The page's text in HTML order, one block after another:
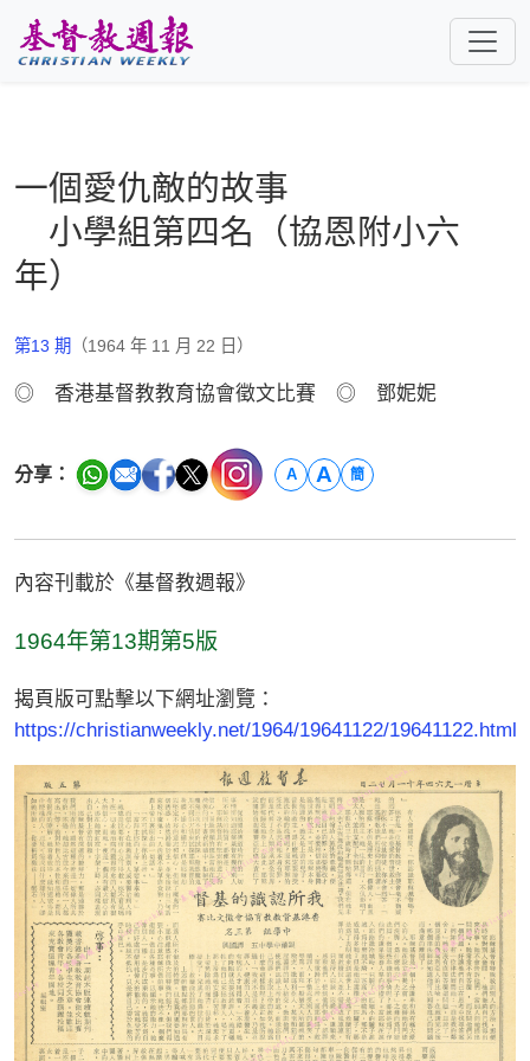
一個愛仇敵的故事
小學組第四名（協恩附小六
年）
第13 期 （1964 年 11 月 22 日）
◎ 香港基督教教育協會徵文比賽 ◎ 鄧妮妮
分享： A A 簡
內容刊載於《基督教週報》
1964年第13期第5版
揭頁版可點擊以下網址瀏覽：
https://christianweekly.net/1964/19641122/19641122.html